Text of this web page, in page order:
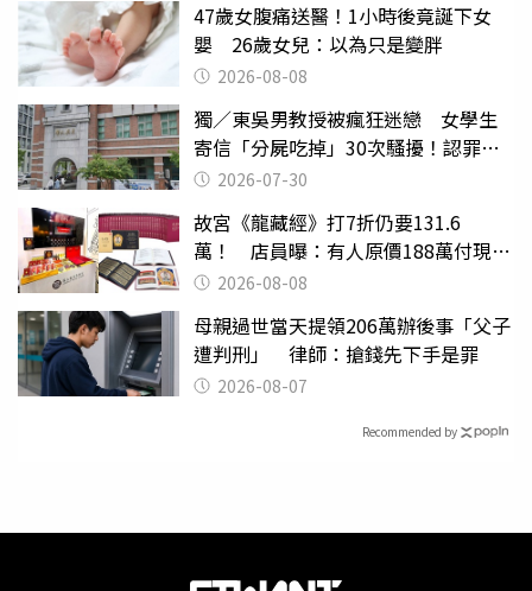
47歲女腹痛送醫！1小時後竟誕下女
嬰 26歲女兒：以為只是變胖
2026-08-08
獨／東吳男教授被瘋狂迷戀 女學生
寄信「分屍吃掉」30次騷擾！認罪免
關 2026-07-30
故宮《龍藏經》打7折仍要131.6
萬！ 店員曝：有人原價188萬付現購
買 2026-08-08
母親過世當天提領206萬辦後事「父子
遭判刑」 律師：搶錢先下手是罪
2026-08-07
Recommended by